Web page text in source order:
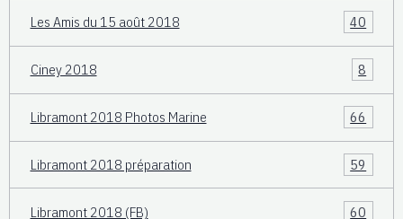
Les Amis du 15 août 2018 40
Ciney 2018 8
Libramont 2018 Photos Marine 66
Libramont 2018 préparation 59
Libramont 2018 (FB) 60